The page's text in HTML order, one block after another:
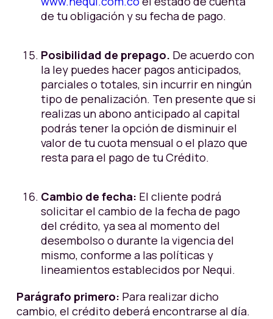
de tu obligación y su fecha de pago.
Posibilidad de prepago. De acuerdo con
la ley puedes hacer pagos anticipados,
parciales o totales, sin incurrir en ningún
tipo de penalización. Ten presente que si
realizas un abono anticipado al capital
podrás tener la opción de disminuir el
valor de tu cuota mensual o el plazo que
resta para el pago de tu Crédito.
Cambio de fecha: El cliente podrá
solicitar el cambio de la fecha de pago
del crédito, ya sea al momento del
desembolso o durante la vigencia del
mismo, conforme a las políticas y
lineamientos establecidos por Nequi.
Parágrafo primero: Para realizar dicho
cambio, el crédito deberá encontrarse al día.